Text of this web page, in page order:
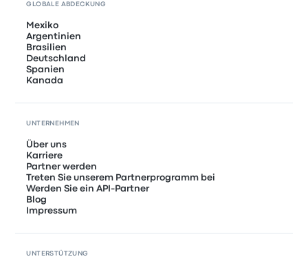
GLOBALE ABDECKUNG
Mexiko
Argentinien
Brasilien
Deutschland
Spanien
Kanada
UNTERNEHMEN
Über uns
Karriere
Partner werden
Treten Sie unserem Partnerprogramm bei
Werden Sie ein API-Partner
Blog
Impressum
UNTERSTÜTZUNG